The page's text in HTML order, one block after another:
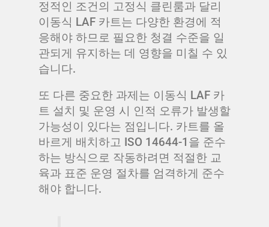
정적인 조건의 고정식 클린룸과 달리
이동식 LAF 카트는 다양한 환경에 적
응해야 하므로 필요한 청결 수준을 일
관되게 유지하는 데 영향을 미칠 수 있
습니다.
또 다른 중요한 과제는 이동식 LAF 카
트 설치 및 운영 시 인적 오류가 발생할
가능성이 있다는 점입니다. 카트를 올
바르게 배치하고 ISO 14644-1을 준수
하는 방식으로 작동하려면 적절한 교
육과 표준 운영 절차를 엄격하게 준수
해야 합니다.